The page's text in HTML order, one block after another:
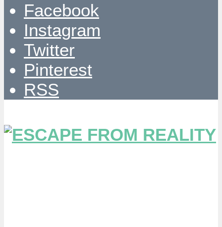
Facebook
Instagram
Twitter
Pinterest
RSS